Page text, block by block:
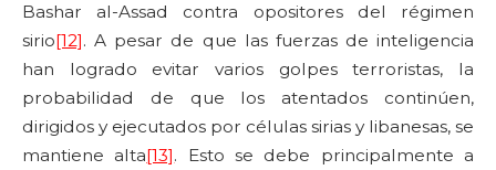
Bashar al-Assad contra opositores del régimen
sirio[12]. A pesar de que las fuerzas de inteligencia
han logrado evitar varios golpes terroristas, la
probabilidad de que los atentados continúen,
dirigidos y ejecutados por células sirias y libanesas, se
mantiene alta[13]. Esto se debe principalmente a